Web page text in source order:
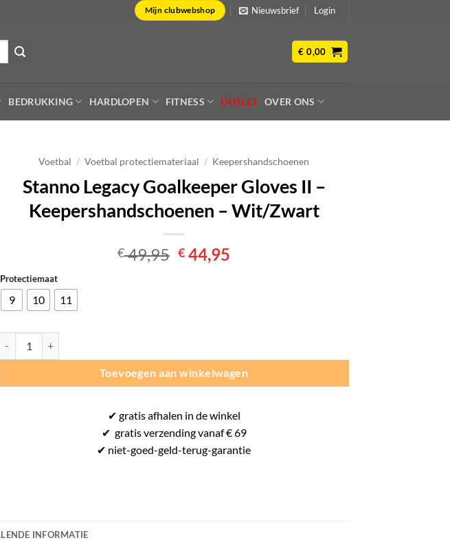
Mijn clubwebshop Nieuwsbrief Login
€ 0,00
BEDRUKKING HARDLOPEN FITNESS OUTLET OVER ONS
Voetbal / Voetbal protectiemateriaal / Keepershandschoenen
Stanno Legacy Goalkeeper Gloves II –
Keepershandschoenen – Wit/Zwart
€49,95 Oorspronkelijke
prijs
€ 44,95
Protectiemaat
9 10 11
Toevoegen aan winkelwagen
✔ gratisafhalen in de winkel
✔ gratisverzending vanaf € 69
✔ niet-goed-geld-terug-garantie
INFORMATIE